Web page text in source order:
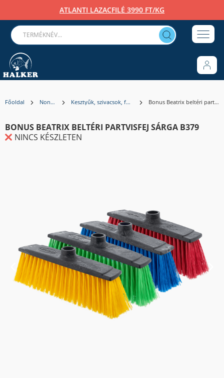
ATLANTI LAZACFILÉ 3990 FT/KG
Főoldal Non-Food Kesztyűk, szivacsok, felmosók, lapátok Bonus Beatrix beltéri partvisfej SÁRGA B379
BONUS BEATRIX BELTÉRI PARTVISFEJ SÁRGA B379
NINCS KÉSZLETEN